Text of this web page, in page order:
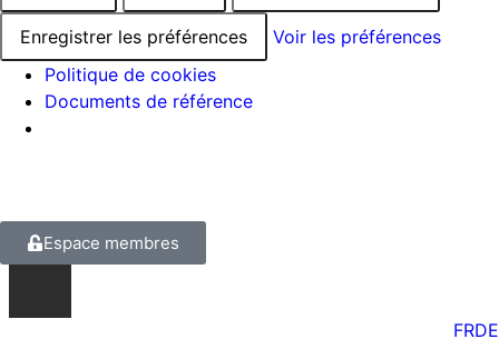
Enregistrer les préférences
Voir les préférences
Politique de cookies
Documents de référence
Espace membres
FRDE